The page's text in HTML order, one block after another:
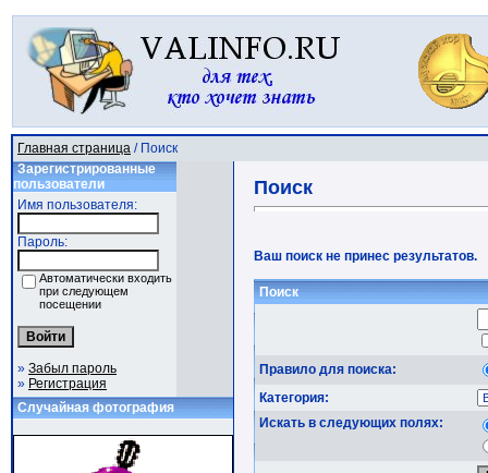
Главная страница / Поиск
Зарегистрированные
пользователи
Имя пользователя:
Пароль:
Автоматически входить
при следующем
посещении
» Забыл пароль
» Регистрация
Случайная фотография
Поиск
Ваш поиск не принес результатов.
Поиск
Правило для поиска:
Категория:
Искать в следующих полях: